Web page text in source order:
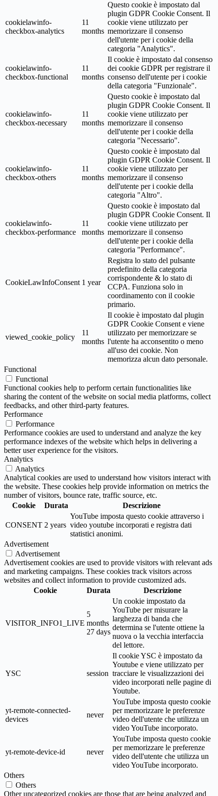
cookielawinfo-
checkbox-analytics
11
months
Questo cookie è impostato dal
plugin GDPR Cookie Consent. Il
cookie viene utilizzato per
memorizzare il consenso
dell'utente per i cookie della
categoria "Analytics".
cookielawinfo-
checkbox-functional
11
months
Il cookie è impostato dal consenso
dei cookie GDPR per registrare il
consenso dell'utente per i cookie
della categoria "Funzionale".
cookielawinfo-
checkbox-necessary
11
months
Questo cookie è impostato dal
plugin GDPR Cookie Consent. Il
cookie viene utilizzato per
memorizzare il consenso
dell'utente per i cookie della
categoria "Necessario".
cookielawinfo-
checkbox-others
11
months
Questo cookie è impostato dal
plugin GDPR Cookie Consent. Il
cookie viene utilizzato per
memorizzare il consenso
dell'utente per i cookie della
categoria "Altro".
cookielawinfo-
checkbox-performance
11
months
Questo cookie è impostato dal
plugin GDPR Cookie Consent. Il
cookie viene utilizzato per
memorizzare il consenso
dell'utente per i cookie della
categoria "Performance".
CookieLawInfoConsent 1 year
Registra lo stato del pulsante
predefinito della categoria
corrispondente & lo stato di
CCPA. Funziona solo in
coordinamento con il cookie
primario.
viewed_cookie_policy
11
months
Il cookie è impostato dal plugin
GDPR Cookie Consent e viene
utilizzato per memorizzare se
l'utente ha acconsentito o meno
all'uso dei cookie. Non
memorizza alcun dato personale.
Functional
Functional
Functional cookies help to perform certain functionalities like
sharing the content of the website on social media platforms, collect
feedbacks, and other third-party features.
Performance
Performance
Performance cookies are used to understand and analyze the key
performance indexes of the website which helps in delivering a
better user experience for the visitors.
Analytics
Analytics
Analytical cookies are used to understand how visitors interact with
the website. These cookies help provide information on metrics the
number of visitors, bounce rate, traffic source, etc.
Cookie
Durata Descrizione
CONSENT 2 years
YouTube imposta questo cookie attraverso i
video youtube incorporati e registra dati
statistici anonimi.
Advertisement
Advertisement
Advertisement cookies are used to provide visitors with relevant ads
and marketing campaigns. These cookies track visitors across
websites and collect information to provide customized ads.
Cookie
Durata Descrizione
VISITOR_INFO1_LIVE
5
months
27 days
Un cookie impostato da
YouTube per misurare la
larghezza di banda che
determina se l'utente ottiene la
nuova o la vecchia interfaccia
del lettore.
YSC session
Il cookie YSC è impostato da
Youtube e viene utilizzato per
tracciare le visualizzazioni dei
video incorporati nelle pagine di
Youtube.
yt-remote-connected-
devices
never
YouTube imposta questo cookie
per memorizzare le preferenze
video dell'utente che utilizza un
video YouTube incorporato.
yt-remote-device-id never
YouTube imposta questo cookie
per memorizzare le preferenze
video dell'utente che utilizza un
video YouTube incorporato.
Others
Others
Other uncategorized cookies are those that are being analyzed and